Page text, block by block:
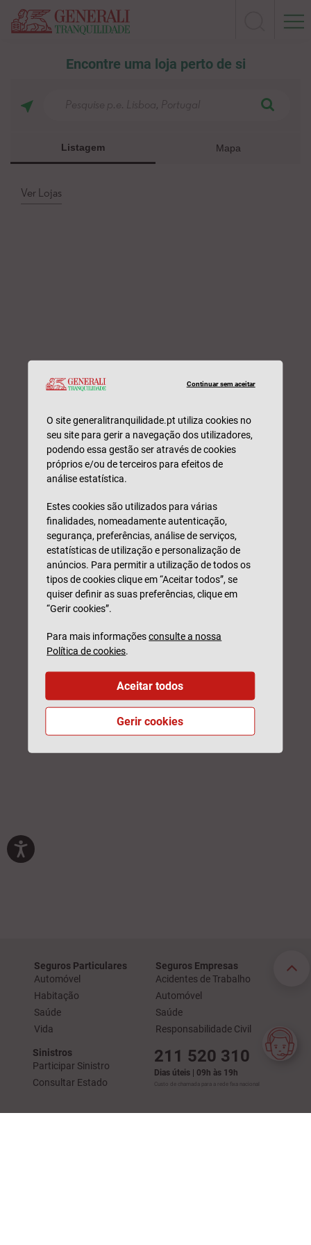
Encontre uma loja perto de si
Seguros Particulares
Automóvel
Habitação
Saúde
Vida
Seguros Empresas
Acidentes de Trabalho
Automóvel
Saúde
Responsabilidade Civil
Sinistros
Participar Sinistro
Consultar Estado
211 520 310
Dias úteis | 09h às 19h
Custo de chamada para a rede fixa nacional
Continuar sem aceitar
O site generalitranquilidade.pt utiliza cookies no
seu site para gerir a navegação dos utilizadores,
podendo essa gestão ser através de cookies
próprios e/ou de terceiros para efeitos de
análise estatística.
Estes cookies são utilizados para várias
finalidades, nomeadamente autenticação,
segurança, preferências, análise de serviços,
estatísticas de utilização e personalização de
anúncios. Para permitir a utilização de todos os
tipos de cookies clique em “Aceitar todos”, se
quiser definir as suas preferências, clique em
“Gerir cookies”.
Para mais informaçõesconsulte a nossa
Política de cookies.
Gerir cookies
Aceitar todos